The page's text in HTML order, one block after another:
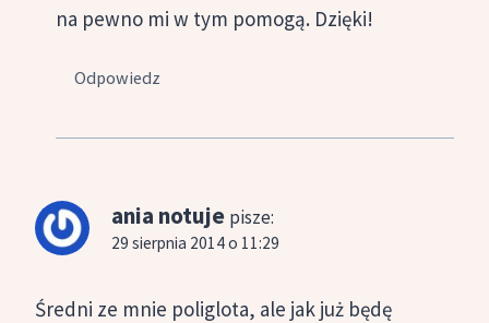
na pewno mi w tym pomogą. Dzięki!
Odpowiedz
ania notuje pisze:
29 sierpnia 2014 o 11:29
Średni ze mnie poliglota, ale jak już będę